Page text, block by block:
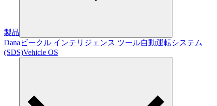
製品
Dana ビークル インテリジェンス ツール自動運転システム
(SDS)Vehicle OS